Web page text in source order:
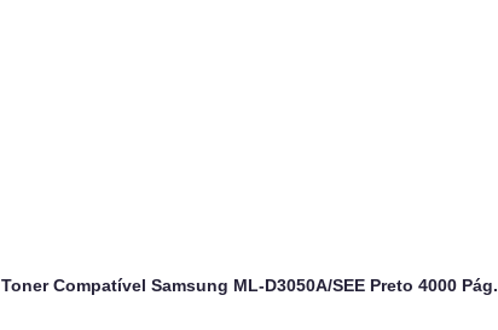
Toner Compatível Samsung ML-D3050A/SEE Preto 4000 Pág.